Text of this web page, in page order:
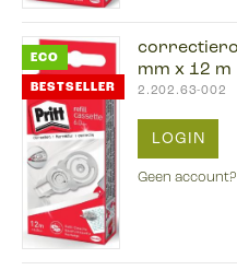
ECO
BESTSELLER
mm x 12 m
2.202.63-002
LOGIN
Geen account?